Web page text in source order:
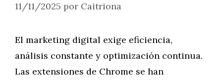
11/11/2025 por Caitriona
El marketing digital exige eficiencia,
análisis constante y optimización continua.
Las extensiones de Chrome se han